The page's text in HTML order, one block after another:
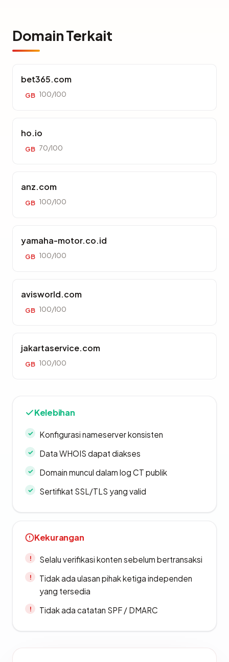
Domain Terkait
bet365.com
GB 100/100
ho.io
GB 70/100
anz.com
GB 100/100
yamaha-motor.co.id
GB 100/100
avisworld.com
GB 100/100
jakartaservice.com
GB 100/100
Kelebihan
Konfigurasi nameserver konsisten
Data WHOIS dapat diakses
Domain muncul dalam log CT publik
Sertifikat SSL/TLS yang valid
Kekurangan
Selalu verifikasi konten sebelum bertransaksi
Tidak ada ulasan pihak ketiga independen
yang tersedia
Tidak ada catatan SPF / DMARC